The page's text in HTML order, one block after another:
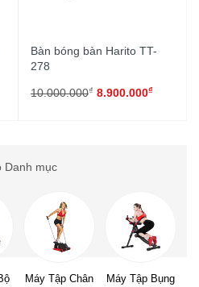
Bàn bóng bàn Harito TT-
278
10.000.000₫ 8.900.000₫
Danh mục
Máy Tập Chân Máy Tập Bụng